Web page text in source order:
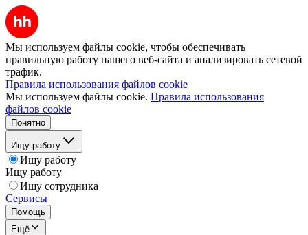
Мы используем файлы cookie, чтобы обеспечивать
правильную работу нашего веб-сайта и анализировать сетевой
трафик.
Правила использования файлов cookie
Мы используем файлы cookie. Правила использования
файлов cookie
Понятно
Ищу работу
Ищу работу
Ищу работу
Ищу сотрудника
Сервисы
Помощь
Ещё